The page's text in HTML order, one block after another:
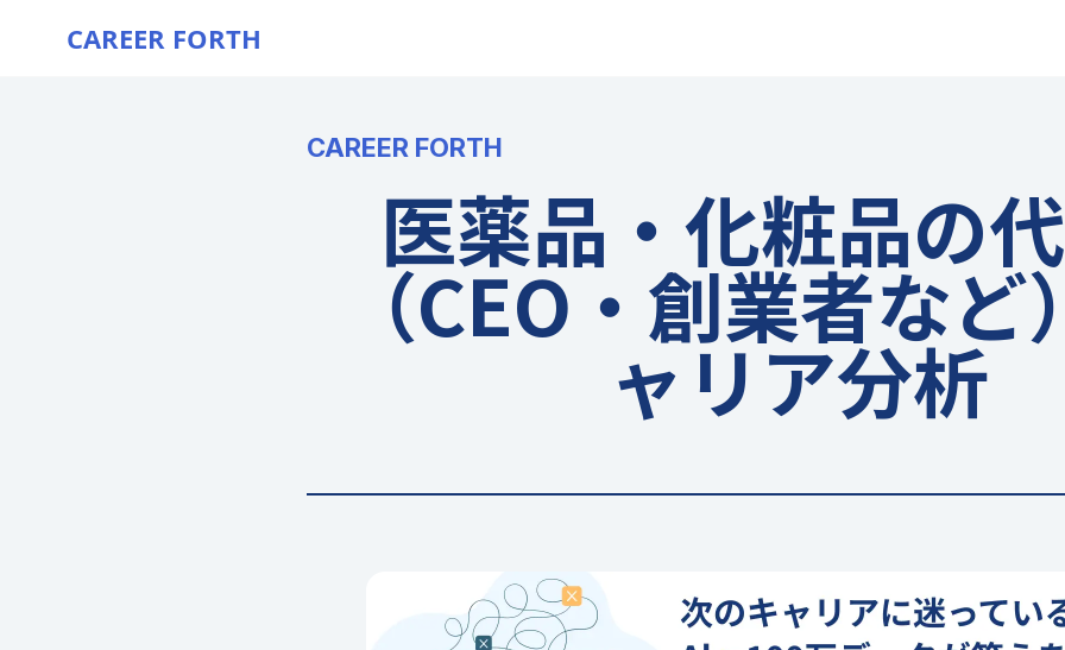
CAREER FORTH
CAREER FORTH
医薬品・化粧品の
（CEO・創業者な
ャリア分析